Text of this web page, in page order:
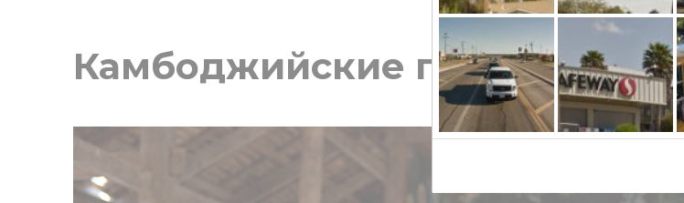
Камбоджийские портреты